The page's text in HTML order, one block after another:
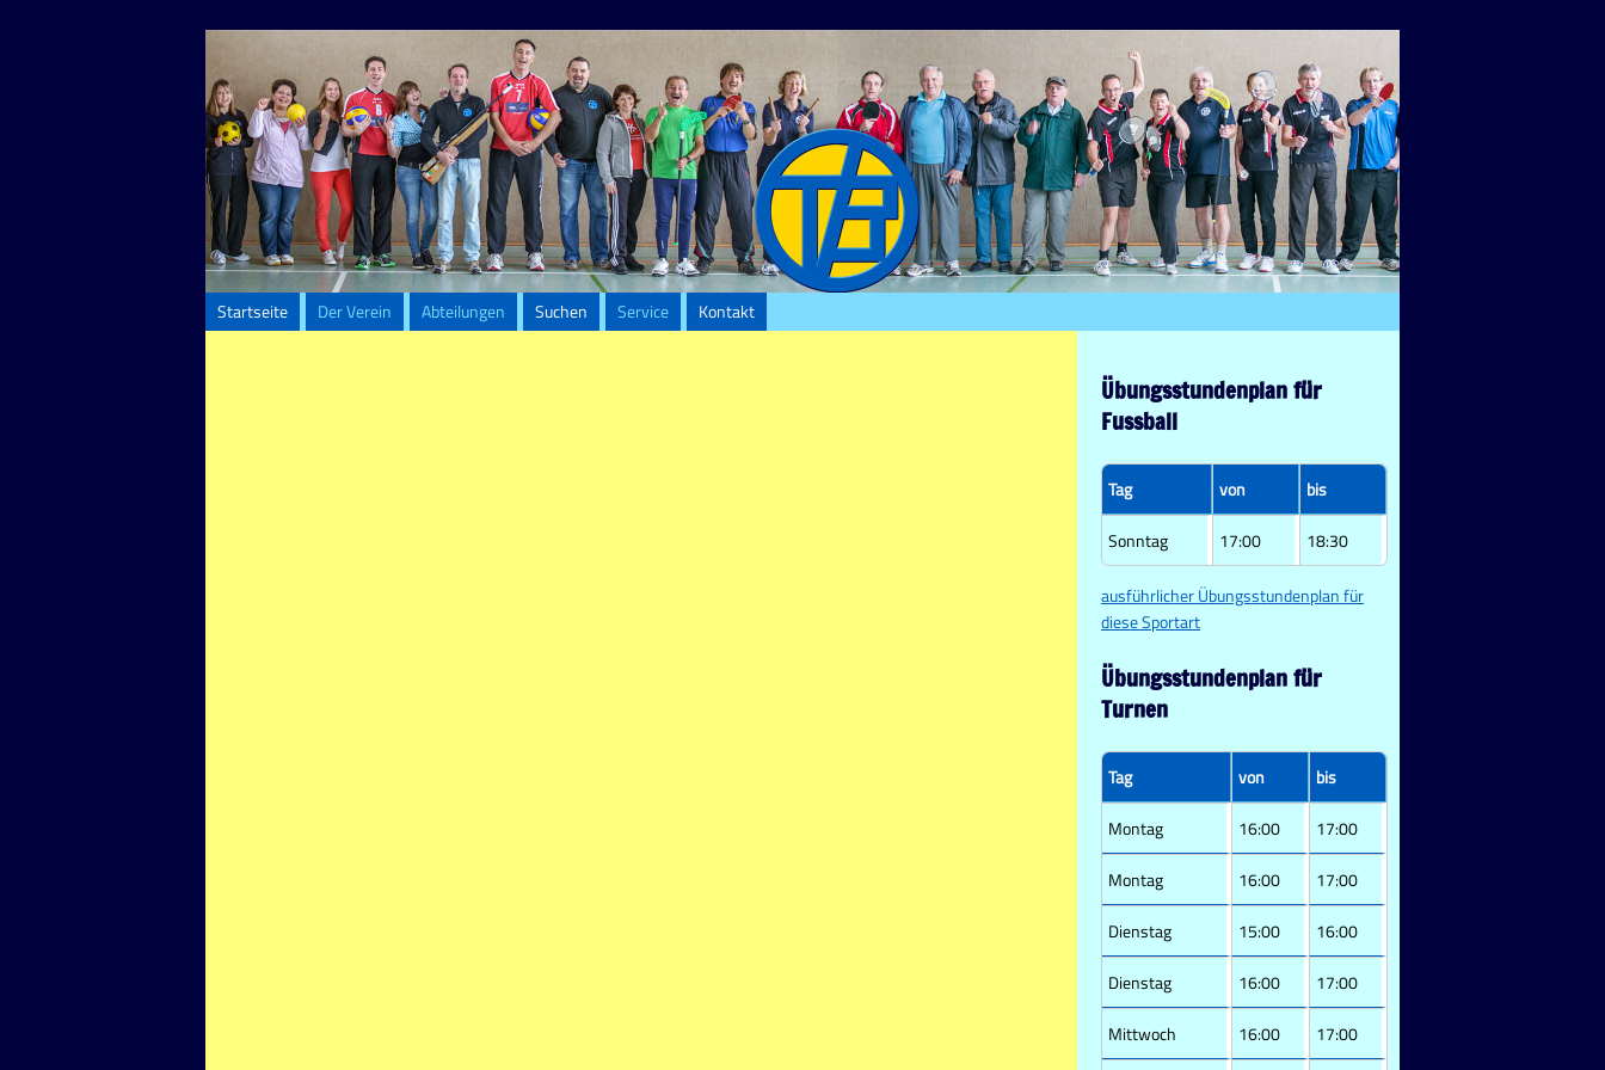
Startseite Der Verein Abteilungen Suchen Service Kontakt
Übungsstundenplan für
Fussball
Tag von bis
Sonntag 17:00 18:30
ausführlicher Übungsstundenplan für
diese Sportart
Übungsstundenplan für
Turnen
Tag von bis
Montag 16:00 17:00
Montag 16:00 17:00
Dienstag 15:00 16:00
Dienstag 16:00 17:00
Mittwoch 16:00 17:00